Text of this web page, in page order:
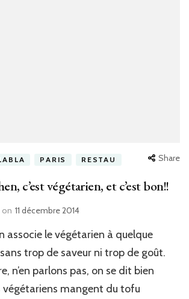
PARIS RESTAU Share
c’est végétarien, et c’est bon!!
on 11 décembre 2014
associe le végétarien à quelque
trop de saveur ni trop de goût.
n’en parlons pas, on se dit bien
végétariens mangent du tofu